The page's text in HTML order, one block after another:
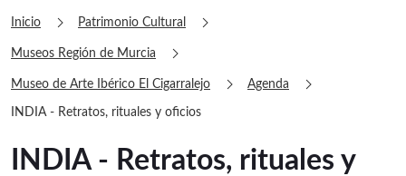
Inicio chevron_right Patrimonio Cultural chevron_right
Museos Región de Murcia chevron_right
Museo de Arte Ibérico El Cigarralejo chevron_right Agenda chevron_right
INDIA - Retratos, rituales y oficios
INDIA - Retratos, rituales y